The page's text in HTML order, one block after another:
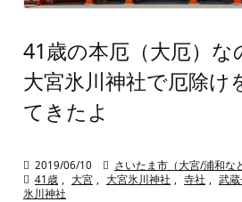
41歳の本厄（大厄）な
大宮氷川神社で厄除け
てきたよ
 2019/06/10  さいたま市（大宮/浦和な
 41歳 , 大宮 , 大宮氷川神社 , 寺社 , 武
氷川神社